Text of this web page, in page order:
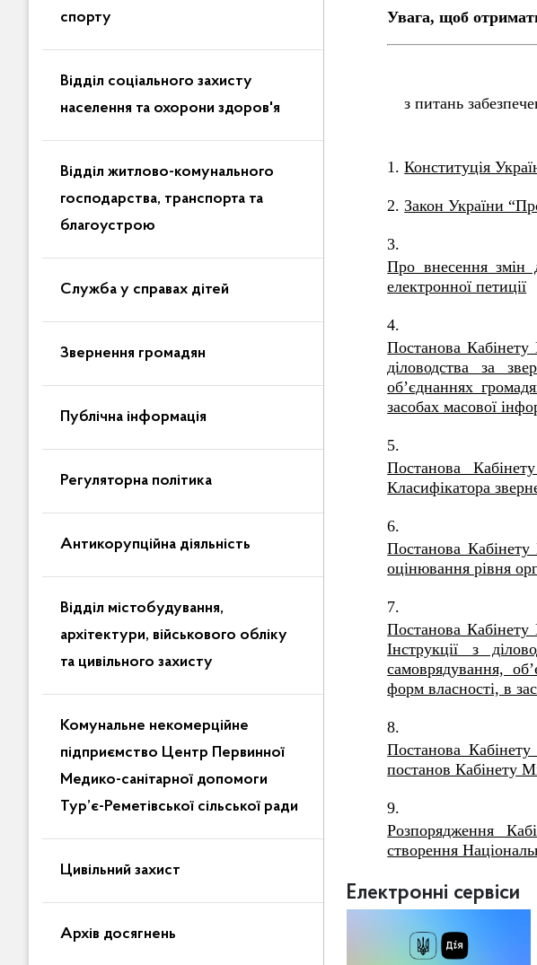
спорту
Відділ соціального захисту
населення та охорони здоров'я
Відділ житлово-комунального
господарства, транспорта та
благоустрою
Служба у справах дітей
Звернення громадян
Публічна інформація
Регуляторна політика
Антикорупційна діяльність
Відділ містобудування,
архітектури, військового обліку
та цивільного захисту
Комунальне некомерційне
підприємство Центр Первинної
Медико-санітарної допомоги
Тур’є-Реметівської сільської ради
Цивільний захист
Архів досягнень
Увага, щоб
з питань
1.Конституція
2.Закон України
3.
Про внесення змін
електронної петиції
4.
Постанова
діловодства за
об’єднаннях
засобах масової
5.
Постанова
Класифікатора
6.
Постанова
оцінювання рівня
7.
Постанова
Інструкції з
самоврядування,
форм власності, в
8.
Постанова
постанов Кабінету
9.
Розпорядження
створення
Електронні сервіси